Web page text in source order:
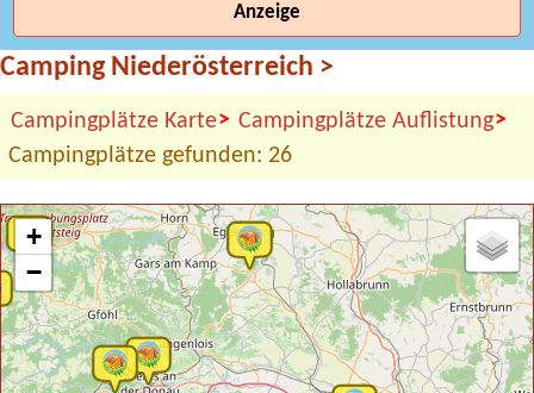
Anzeige
Camping Niederösterreich >
Campingplätze Karte> Campingplätze Auflistung>
Campingplätze gefunden: 26
+
−